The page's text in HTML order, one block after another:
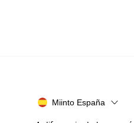
Miinto España